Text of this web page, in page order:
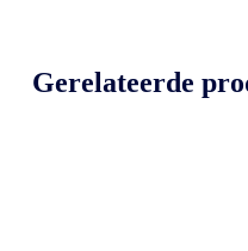
Gerelateerde